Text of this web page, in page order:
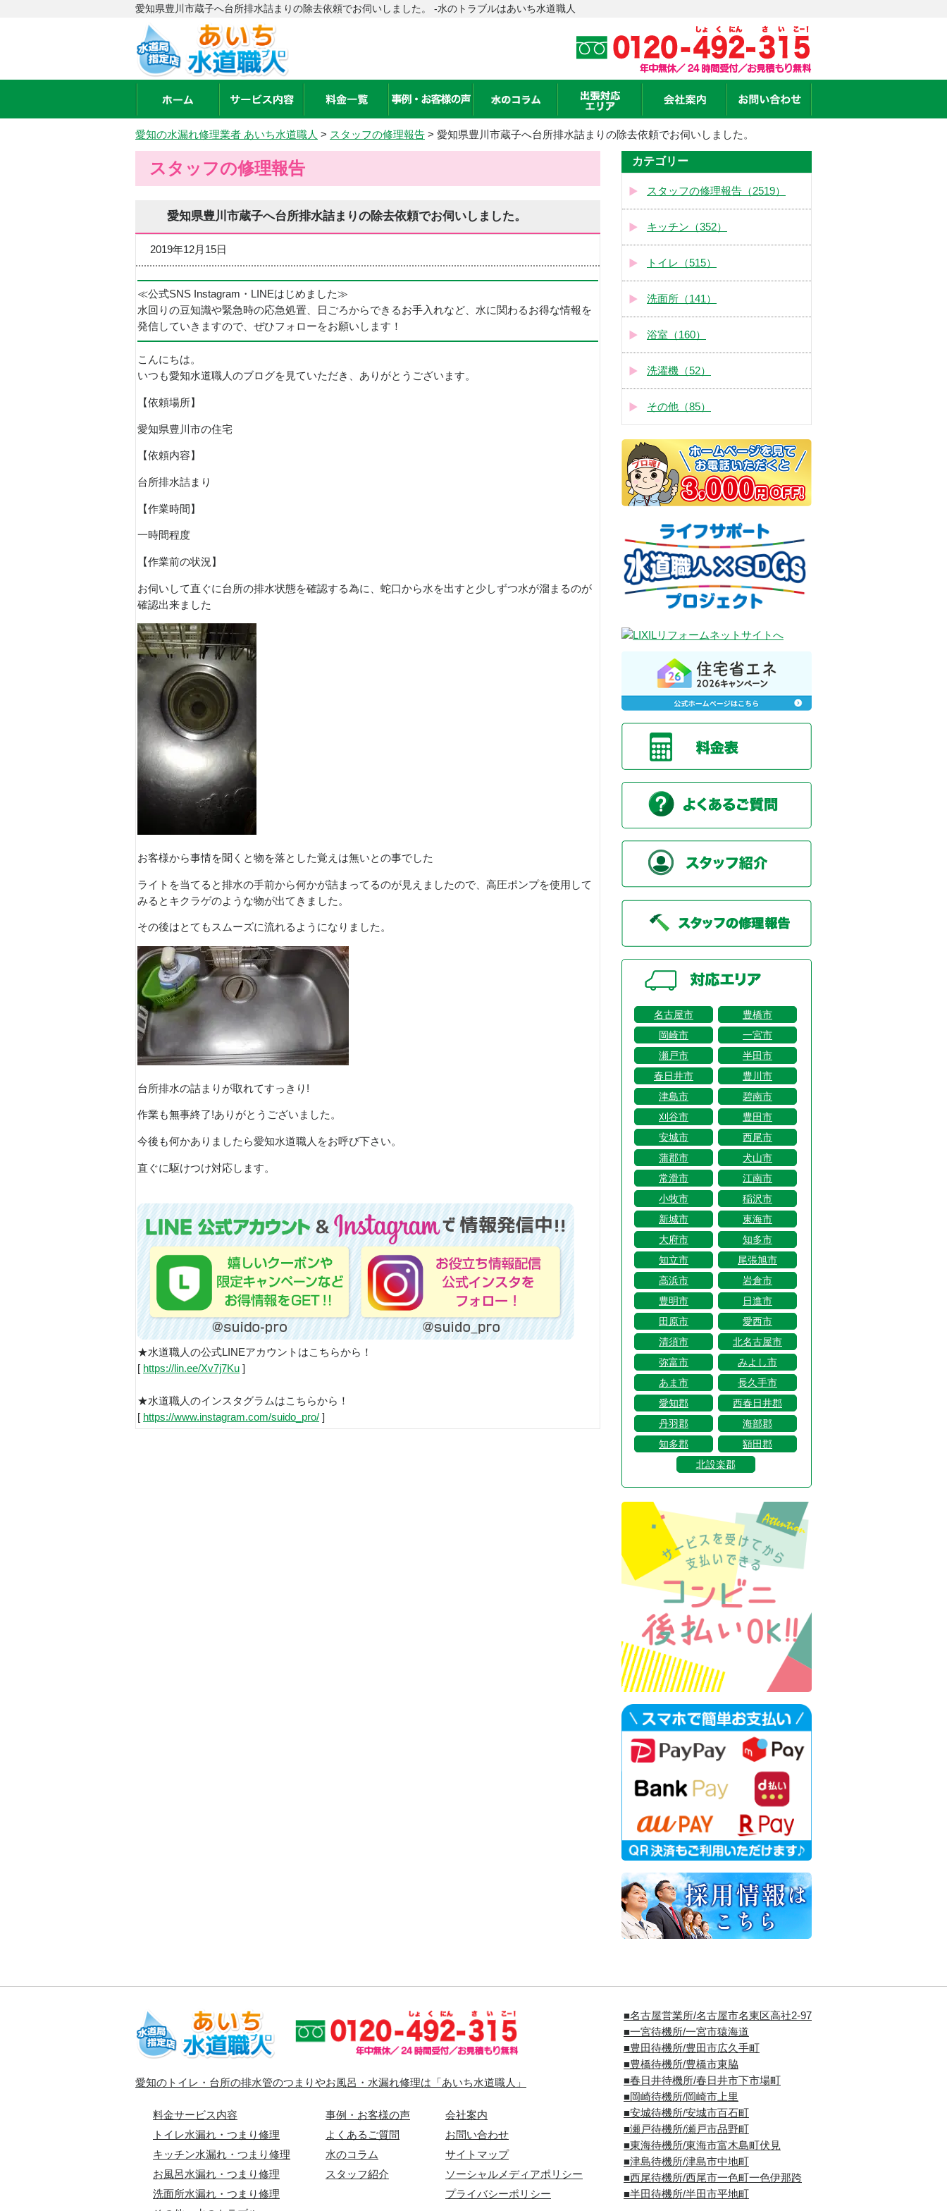
愛知県豊川市蔵子へ台所排水詰まりの除去依頼でお伺いしました。 -水のトラブルはあいち水道職人
愛知の水漏れ修理業者 あいち水道職人 > スタッフの修理報告 > 愛知県豊川市蔵子へ台所排水詰まりの除去依頼でお伺いしました。
スタッフの修理報告
愛知県豊川市蔵子へ台所排水詰まりの除去依頼でお伺いしました。
2019年12月15日
≪公式SNS Instagram・LINEはじめました≫
水回りの豆知識や緊急時の応急処置、日ごろからできるお手入れなど、水に関わるお得な情報を
発信していきますので、ぜひフォローをお願いします！
こんにちは。
いつも愛知水道職人のブログを見ていただき、ありがとうございます。
【依頼場所】
愛知県豊川市の住宅
【依頼内容】
台所排水詰まり
【作業時間】
一時間程度
【作業前の状況】
お伺いして直ぐに台所の排水状態を確認する為に、蛇口から水を出すと少しずつ水が溜まるのが
確認出来ました
お客様から事情を聞くと物を落とした覚えは無いとの事でした
ライトを当てると排水の手前から何かが詰まってるのが見えましたので、高圧ポンプを使用して
みるとキクラゲのような物が出てきました。
その後はとてもスムーズに流れるようになりました。
台所排水の詰まりが取れてすっきり!
作業も無事終了!ありがとうございました。
今後も何かありましたら愛知水道職人をお呼び下さい。
直ぐに駆けつけ対応します。
★水道職人の公式LINEアカウントはこちらから！
[ https://lin.ee/Xv7j7Ku ]
★水道職人のインスタグラムはこちらから！
[ https://www.instagram.com/suido_pro/ ]
カテゴリー
スタッフの修理報告（2519）
キッチン（352）
トイレ（515）
洗面所（141）
浴室（160）
洗濯機（52）
その他（85）
名古屋市
豊橋市
岡崎市
一宮市
瀬戸市
半田市
春日井市
豊川市
津島市
碧南市
刈谷市
豊田市
安城市
西尾市
蒲郡市
犬山市
常滑市
江南市
小牧市
稲沢市
新城市
東海市
大府市
知多市
知立市
尾張旭市
高浜市
岩倉市
豊明市
日進市
田原市
愛西市
清須市
北名古屋市
弥富市
みよし市
あま市
長久手市
愛知郡
西春日井郡
丹羽郡
海部郡
知多郡
額田郡
北設楽郡
愛知のトイレ・台所の排水管のつまりやお風呂・水漏れ修理は「あいち水道職人」
料金サービス内容
トイレ水漏れ・つまり修理
キッチン水漏れ・つまり修理
お風呂水漏れ・つまり修理
洗面所水漏れ・つまり修理
事例・お客様の声
よくあるご質問
水のコラム
スタッフ紹介
会社案内
お問い合わせ
サイトマップ
ソーシャルメディアポリシー
プライバシーポリシー
■名古屋営業所/名古屋市名東区高社2-97
■一宮待機所/一宮市猿海道
■豊田待機所/豊田市広久手町
■豊橋待機所/豊橋市東脇
■春日井待機所/春日井市下市場町
■岡崎待機所/岡崎市上里
■安城待機所/安城市百石町
■瀬戸待機所/瀬戸市品野町
■東海待機所/東海市富木島町伏見
■津島待機所/津島市中地町
■西尾待機所/西尾市一色町一色伊那跨
■半田待機所/半田市平地町